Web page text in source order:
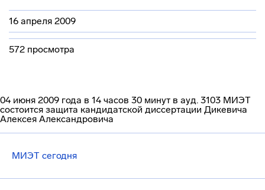
16 апреля 2009
572 просмотра
04 июня 2009 года в 14 часов 30 минут в ауд. 3103 МИЭТ
состоится защита кандидатской диссертации Дикевича
Алексея Александровича
МИЭТ сегодня